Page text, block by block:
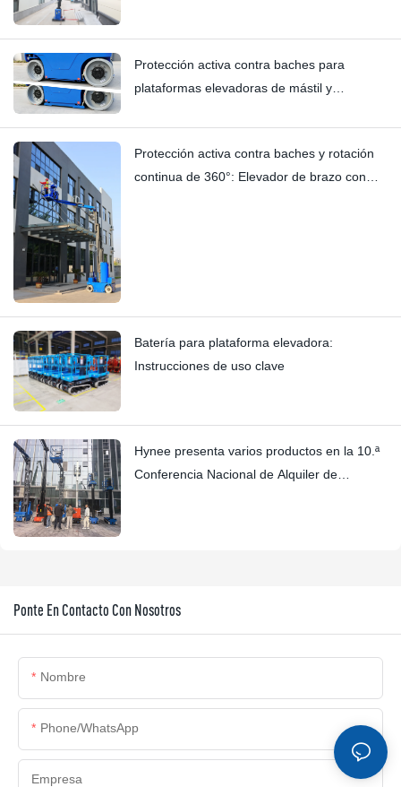
Protección activa contra baches para
plataformas elevadoras de mástil y
Protección activa contra baches y rotación
continua de 360°: Elevador de brazo con
Batería para plataforma elevadora:
Instrucciones de uso clave
Hynee presenta varios productos en la 10.ª
Conferencia Nacional de Alquiler de
Ponte En Contacto Con Nosotros
Nombre
Phone/whatsApp
Empresa